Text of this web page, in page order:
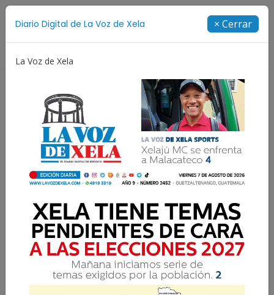
Diario Digital de La Voz de Xela × Cerrar
La Voz de Xela
Brote de hantavirus en
crucero deja tres muertos
y alerta sanitaria